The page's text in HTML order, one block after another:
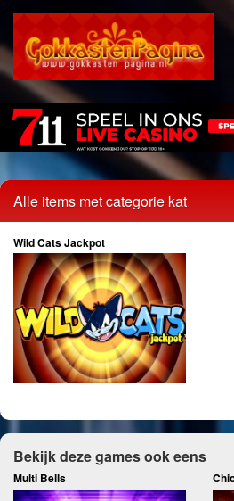
Alle items met categorie kat
Wild Cats Jackpot
Bekijk deze games ook eens
Multi Bells